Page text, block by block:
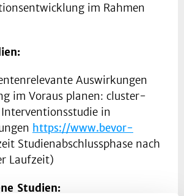
im Rahmen
Auswirkungen
im Voraus planen: cluster-
in
https://www.bevor-
Studienabschlussphase nach
Laufzeit)
Studien: